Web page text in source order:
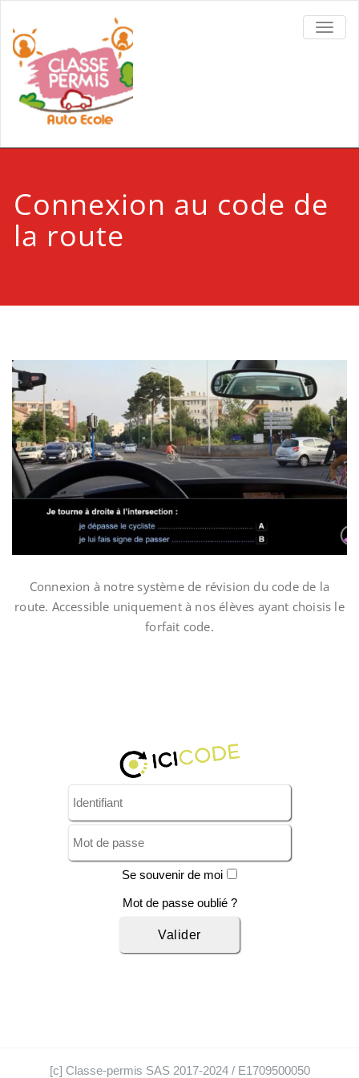
Connexion au code de
la route
Connexion à notre système de révision du code de la
route. Accessible uniquement à nos élèves ayant choisis le
forfait code.
Se souvenir de moi
Mot de passe oublié ?
[c] Classe-permis SAS 2017-2024 / E1709500050